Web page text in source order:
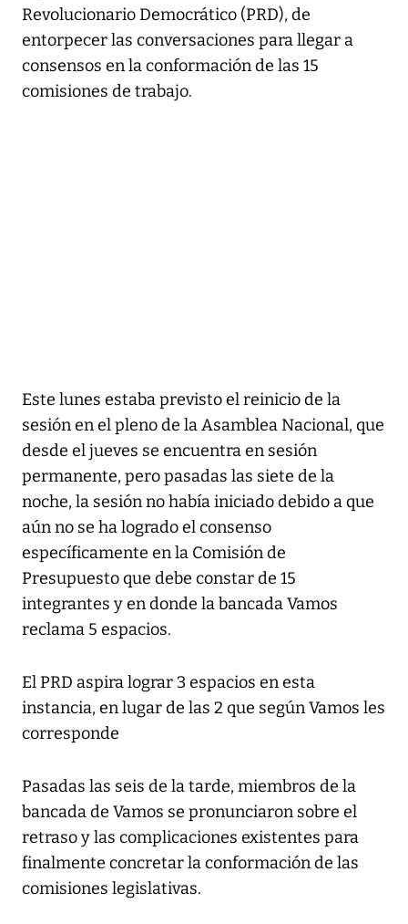
Revolucionario Democrático (PRD), de
entorpecer las conversaciones para llegar a
consensos en la conformación de las 15
comisiones de trabajo.
Este lunes estaba previsto el reinicio de la
sesión en el pleno de la Asamblea Nacional, que
desde el jueves se encuentra en sesión
permanente, pero pasadas las siete de la
noche, la sesión no había iniciado debido a que
aún no se ha logrado el consenso
específicamente en la Comisión de
Presupuesto que debe constar de 15
integrantes y en donde la bancada Vamos
reclama 5 espacios.
El PRD aspira lograr 3 espacios en esta
instancia, en lugar de las 2 que según Vamos les
corresponde
Pasadas las seis de la tarde, miembros de la
bancada de Vamos se pronunciaron sobre el
retraso y las complicaciones existentes para
finalmente concretar la conformación de las
comisiones legislativas.